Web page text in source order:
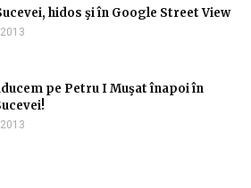
hidos şi în Google Street View
pe Petru I Muşat înapoi în